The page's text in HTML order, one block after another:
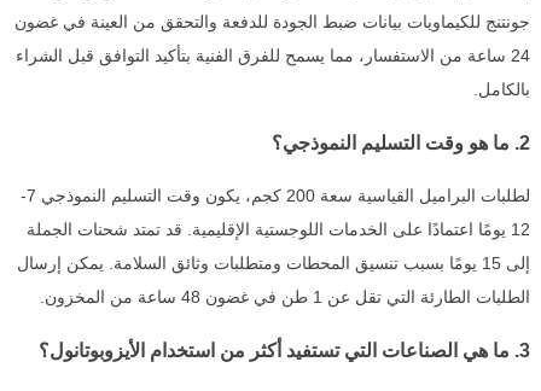
جونتنج للكيماويات بيانات ضبط الجودة للدفعة والتحقق من العينة في غضون
24 ساعة من الاستفسار، مما يسمح للفرق الفنية بتأكيد التوافق قبل الشراء
بالكامل.
2. ما هو وقت التسليم النموذجي؟
لطلبات البراميل القياسية سعة 200 كجم، يكون وقت التسليم النموذجي 7-
12 يومًا اعتمادًا على الخدمات اللوجستية الإقليمية. قد تمتد شحنات الجملة
إلى 15 يومًا بسبب تنسيق المحطات ومتطلبات وثائق السلامة. يمكن إرسال
الطلبات الطارئة التي تقل عن 1 طن في غضون 48 ساعة من المخزون.
3. ما هي الصناعات التي تستفيد أكثر من استخدام الأيزوبوتانول؟